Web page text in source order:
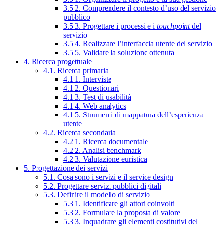
3.5.2. Comprendere il contesto d’uso del servizio
pubblico
3.5.3. Progettare i processi e i touchpointdel
servizio
3.5.4. Realizzare l’interfaccia utente del servizio
3.5.5. Validare la soluzione ottenuta
4. Ricerca progettuale
4.1. Ricerca primaria
4.1.1. Interviste
4.1.2. Questionari
4.1.3. Test di usabilità
4.1.4. Web analytics
4.1.5. Strumenti di mappatura dell’esperienza
utente
4.2. Ricerca secondaria
4.2.1. Ricerca documentale
4.2.2. Analisi benchmark
4.2.3. Valutazione euristica
5. Progettazione dei servizi
5.1. Cosa sono i servizi e il service design
5.2. Progettare servizi pubblici digitali
5.3. Definire il modello di servizio
5.3.1. Identificare gli attori coinvolti
5.3.2. Formulare la proposta di valore
5.3.3. Inquadrare gli elementi costitutivi del